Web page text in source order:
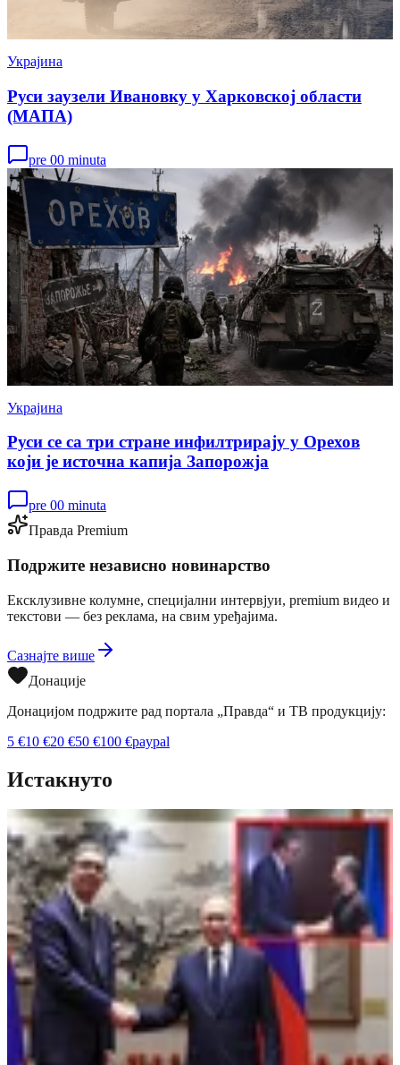
Украјина
Руси заузели Ивановку у Харковској области
(МАПА)
pre 00 minuta
Украјина
Руси се са три стране инфилтрирају у Орехов
који је источна капија Запорожја
pre 00 minuta
Правда Premium
Подржите независно новинарство
Ексклузивне колумне, специјални интервјуи, premium видео и
текстови — без реклама, на свим уређајима.
Сазнајте више
Донације
Донацијом подржите рад портала „Правда“ и ТВ продукцију:
5 €10 €20 €50 €100 €paypal
Истакнуто